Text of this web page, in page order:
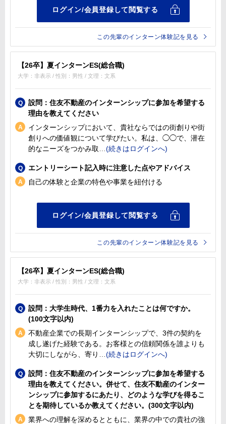
この先輩のインターン体験記を見る
【26卒】夏インターンES(総合職)
大学：非表示 / 性別：男性 / 文理：文系
設問：住友不動産のインターンシップに参加を希望する
理由を教えてください
インターンシップにおいて、貴社ならではの街創りや街
創りへの価値観について学びたい。私は、◯◯で、潜在
的なニーズをつかみ取
エントリーシート記入時に注意した点やアドバイス
自己の体験と企業の特色や事業を紐付ける
この先輩のインターン体験記を見る
【26卒】夏インターンES(総合職)
大学：非表示 / 性別：男性 / 文理：文系
設問：大学生時代、1番力を入れたことは何ですか。
(100文字以内)
不動産企業での長期インターンシップで、3件の契約を
成し遂げた経験である。お客様との信頼関係を誰よりも
大切にしながら、寄り
設問：住友不動産のインターンシップに参加を希望する
理由を教えてください。併せて、住友不動産のインター
ンシップに参加するにあたり、どのような学びを得るこ
とを期待しているか教えてください。(300文字以内)
業界への理解を深めるとともに、業界の中での貴社の強